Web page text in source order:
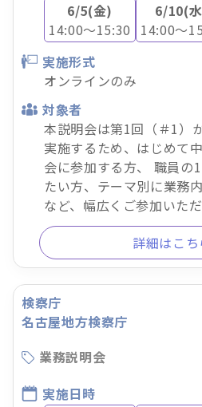
詳細はこち
6/5(金)
14:00～15:30
6/10(
14:00～
実施形式
オンラインのみ
対象者
本説明会は第1回（＃1）
実施するため、はじめて
会に参加する方、 職員の
たい方、テーマ別に業務
など、幅広くご参加いただ
検察庁
名古屋地方検察庁
業務説明会
実施日時